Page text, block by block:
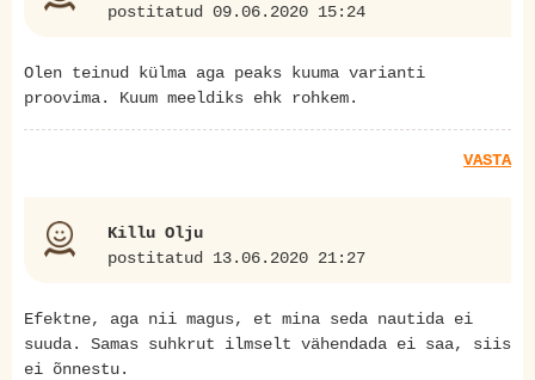
postitatud 09.06.2020 15:24
Olen teinud külma aga peaks kuuma varianti
proovima. Kuum meeldiks ehk rohkem.
VASTA
Killu Olju
postitatud 13.06.2020 21:27
Efektne, aga nii magus, et mina seda nautida ei
suuda. Samas suhkrut ilmselt vähendada ei saa, siis
ei õnnestu.